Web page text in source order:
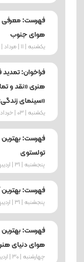
فهرست: معرفی
هوای جنوب
یکشنبه | 11 | مرداد | 1405
فراخوان:
هنری «نقد و
«سینمای
یکشنبه | 03 | خرداد | 1405
فهرست: بهترین
تولستوی
پنجشنبه | 31 | اردیبهشت | 1405
فهرست: بهترین
پنجشنبه | 31 | اردیبهشت | 1405
فهرست: بهترین
هوای دنیای هنر
چهارشنبه | 30 | اردیبهشت | 1405